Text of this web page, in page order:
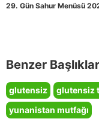
29. Gün Sahur Menüsü
Benzer Başlıklar
glutensiz glutensiz
yunanistan mutfağı